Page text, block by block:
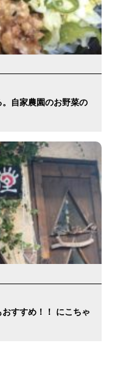
。自家農園のお野菜の
すすめ！！ にこちゃ